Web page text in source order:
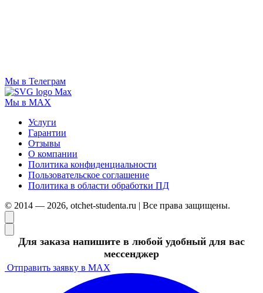
Мы в Телеграм
Мы в MAX
Услуги
Гарантии
Отзывы
О компании
Политика конфиденциальности
Пользовательское соглашение
Политика в области обработки ПД
© 2014 — 2026, otchet-studenta.ru | Все права защищены.
Для заказа напишите в любой удобный для вас
мессенджер
Отправить заявку в MAX